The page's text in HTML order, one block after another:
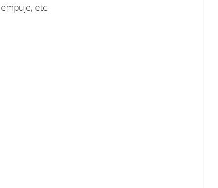
etc.